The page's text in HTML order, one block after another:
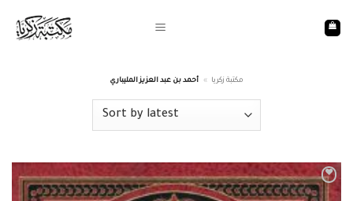
content
مكتبة زكريا » أحمد بن عبد العزيز المليباري